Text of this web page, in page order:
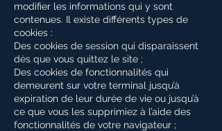
modifier les informations qui y sont
contenues. Il existe différents types de
cookies :
Des cookies de session qui disparaissent
dès que vous quittez le site ;
Des cookies de fonctionnalités qui
demeurent sur votre terminal jusqu’à
expiration de leur durée de vie ou jusqu’à
ce que vous les supprimiez à l’aide des
fonctionnalités de votre navigateur ;